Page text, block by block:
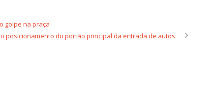
golpe na praça
posicionamento do portão principal da entrada de autos